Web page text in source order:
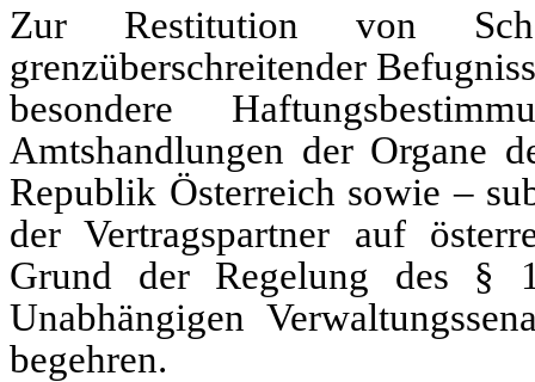
Zur Restitution von
grenzüberschreitender
besondere
Amtshandlungen der Organe
Republik Österreich sowie –
der Vertragspartner auf
Grund der Regelung des §
Unabhängigen
begehren.